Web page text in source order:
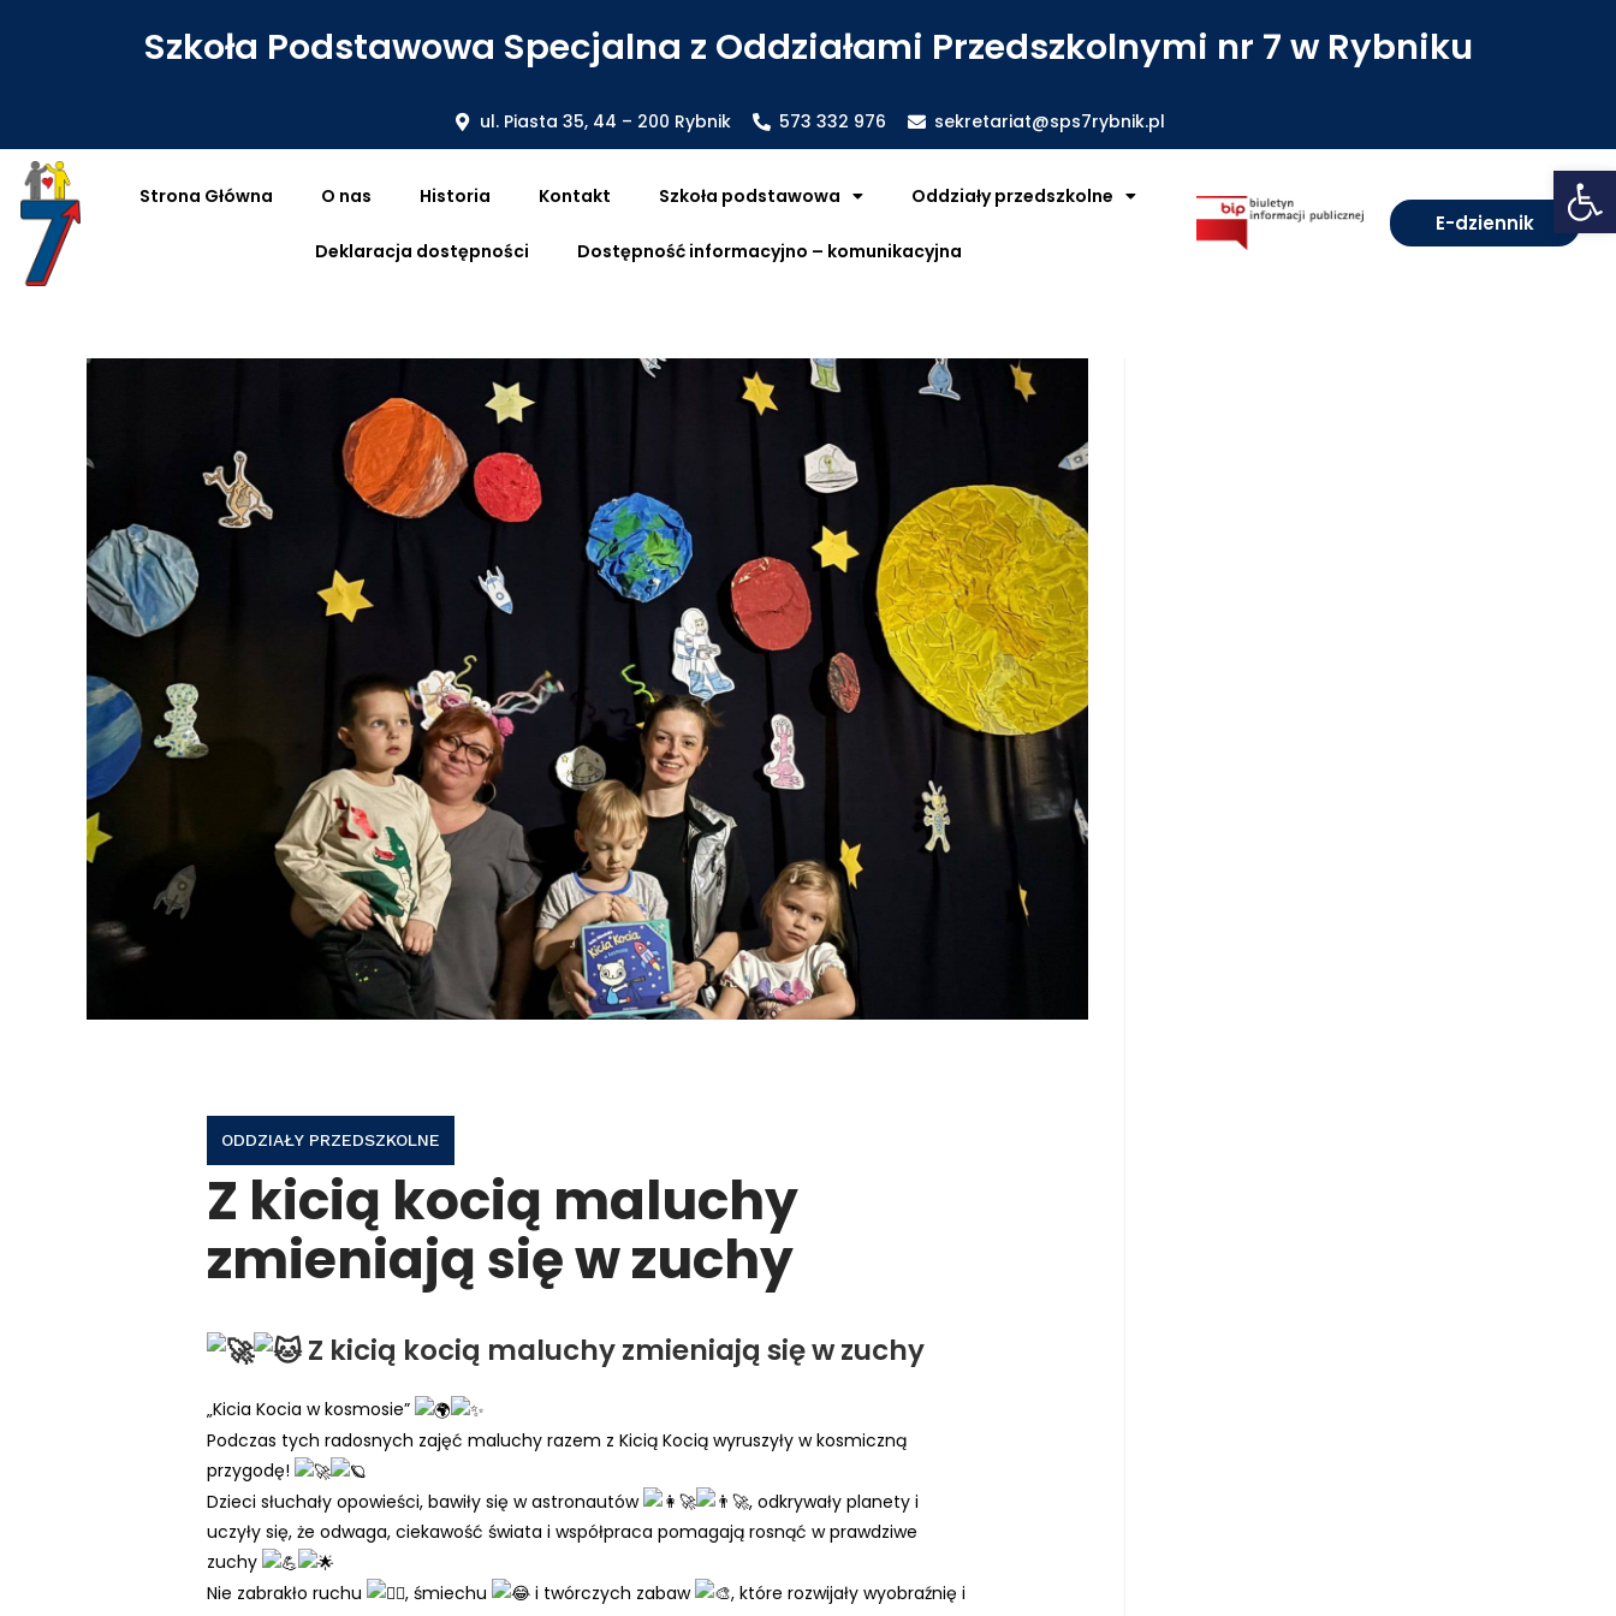
Open toolbar
Szkoła Podstawowa Specjalna z Oddziałami Przedszkolnymi nr 7 w Rybniku
ul. Piasta 35, 44 – 200 Rybnik 573 332 976 sekretariat@sps7rybnik.pl
Strona Główna O nas Historia Kontakt Szkoła podstawowa Oddziały przedszkolne
Deklaracja dostępności Dostępność informacyjno – komunikacyjna
E-dziennik
ODDZIAŁY PRZEDSZKOLNE
Z kicią kocią maluchy
zmieniają się w zuchy
Z kicią kocią maluchy zmieniają się w zuchy
„Kicia Kocia w kosmosie”
Podczas tych radosnych zajęć maluchy razem z Kicią Kocią wyruszyły w kosmiczną
przygodę!
Dzieci słuchały opowieści, bawiły się w astronautów
, odkrywały planety i
uczyły się, że odwaga, ciekawość świata i współpraca pomagają rosnąć w prawdziwe
zuchy
Nie zabrakło ruchu
, śmiechu i twórczych zabaw
, które rozwijały wyobraźnię i